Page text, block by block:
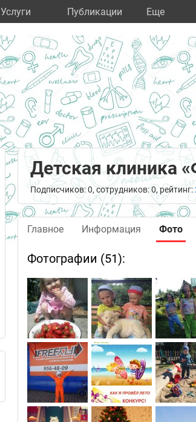
Услуги Публикации Eще
Детская клиника
Подписчиков: 0, сотрудников: 0, рейтинг:
Главное Информация Фото
Фотографии (51):